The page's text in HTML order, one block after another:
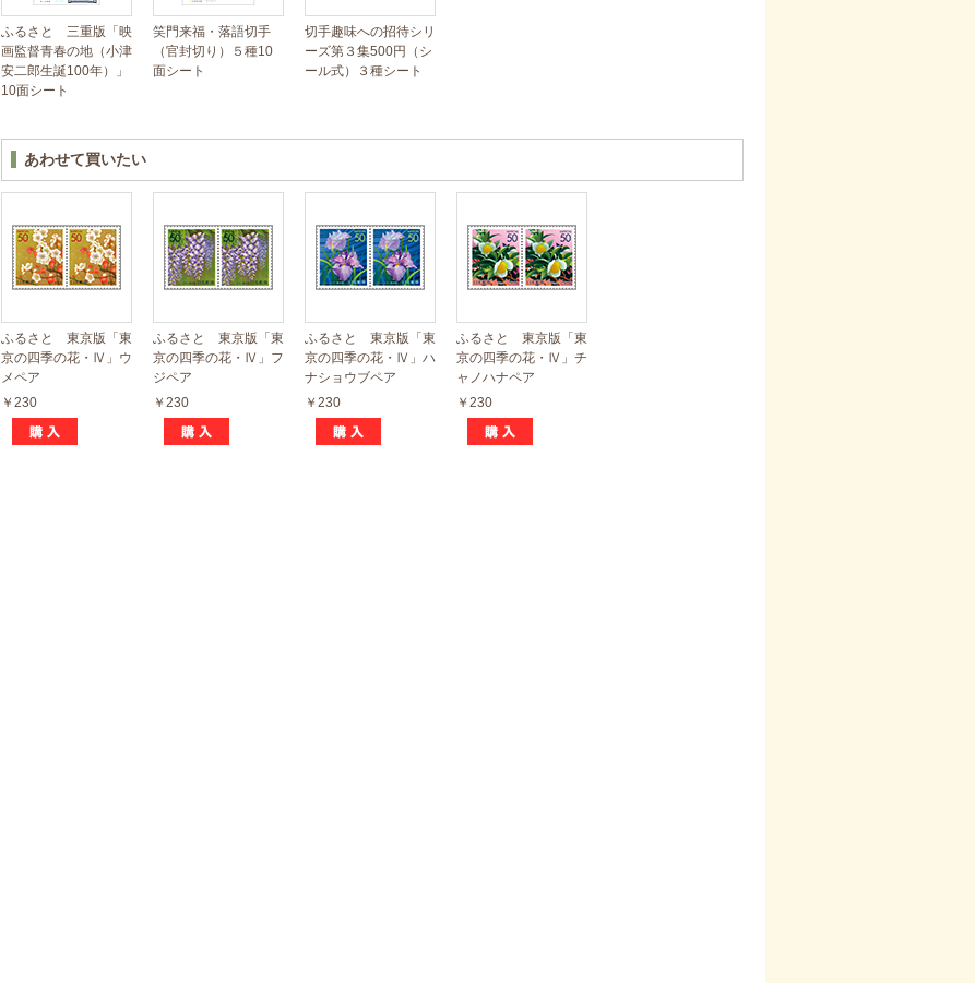
ふるさと 三重版「映
画監督青春の地（小津
安二郎生誕100年）」
10面シート
笑門来福・落語切手
（官封切り）５種10
面シート
切手趣味への招待シリ
ーズ第３集500円（シ
ール式）３種シート
あわせて買いたい
ふるさと 東京版「東
京の四季の花・Ⅳ」ウ
メペア
￥230
ふるさと 東京版「東
京の四季の花・Ⅳ」フ
ジペア
￥230
ふるさと 東京版「東
京の四季の花・Ⅳ」ハ
ナショウブペア
￥230
ふるさと 東京版「東
京の四季の花・Ⅳ」チ
ャノハナペア
￥230